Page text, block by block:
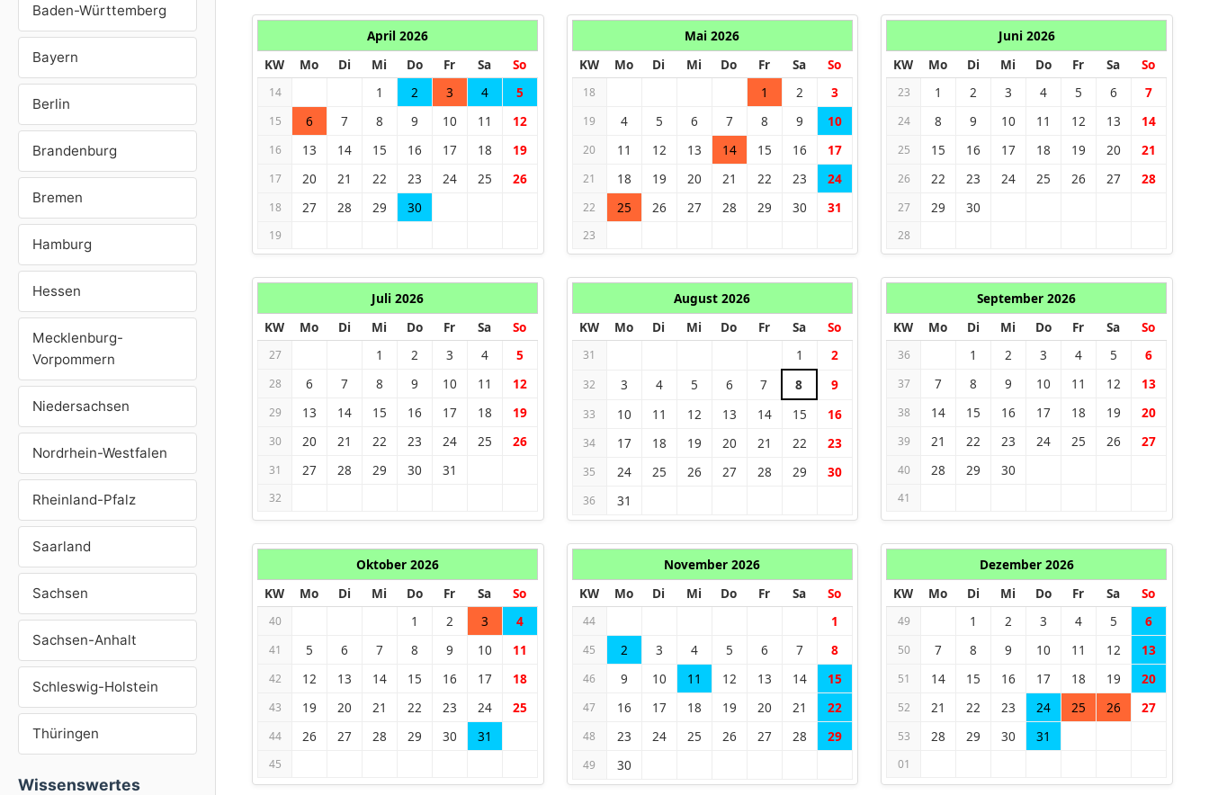
Baden-Württemberg
Bayern
Berlin
Brandenburg
Bremen
Hamburg
Hessen
Mecklenburg-
Vorpommern
Niedersachsen
Nordrhein-Westfalen
Rheinland-Pfalz
Saarland
Sachsen
Sachsen-Anhalt
Schleswig-Holstein
Thüringen
Wissenswertes
April 2026
KW
Mo Di Mi Do Fr Sa So
14 1 2 3 4 5
15 6 7 8 9 10 11 12
16 13 14 15 16 17 18 19
17 20 21 22 23 24 25 26
18 27 28 29 30
19
Mai 2026
KW
Mo Di Mi Do Fr Sa So
18 1 2 3
19 4 5 6 7 8 9 10
20 11 12 13 14 15 16 17
21 18 19 20 21 22 23 24
22 25 26 27 28 29 30 31
23
Juni 2026
KW
Mo Di Mi Do Fr Sa So
23 1 2 3 4 5 6 7
24 8 9 10 11 12 13 14
25 15 16 17 18 19 20 21
26 22 23 24 25 26 27 28
27 29 30
28
Juli 2026
KW
Mo Di Mi Do Fr Sa So
27 1 2 3 4 5
28 6 7 8 9 10 11 12
29 13 14 15 16 17 18 19
30 20 21 22 23 24 25 26
31 27 28 29 30 31
32
August 2026
KW
Mo Di Mi Do Fr Sa So
31 1 2
32 3 4 5 6 7 8 9
33 10 11 12 13 14 15 16
34 17 18 19 20 21 22 23
35 24 25 26 27 28 29 30
36 31
September 2026
KW
Mo Di Mi Do Fr Sa So
36 1 2 3 4 5 6
37 7 8 9 10 11 12 13
38 14 15 16 17 18 19 20
39 21 22 23 24 25 26 27
40 28 29 30
41
Oktober 2026
KW
Mo Di Mi Do Fr Sa So
40 1 2 3 4
41 5 6 7 8 9 10 11
42 12 13 14 15 16 17 18
43 19 20 21 22 23 24 25
44 26 27 28 29 30 31
45
November 2026
KW
Mo Di Mi Do Fr Sa So
44 1
45 2 3 4 5 6 7 8
46 9 10 11 12 13 14 15
47 16 17 18 19 20 21 22
48 23 24 25 26 27 28 29
49 30
Dezember 2026
KW
Mo Di Mi Do Fr Sa So
49 1 2 3 4 5 6
50 7 8 9 10 11 12 13
51 14 15 16 17 18 19 20
52 21 22 23 24 25 26 27
53 28 29 30 31
01